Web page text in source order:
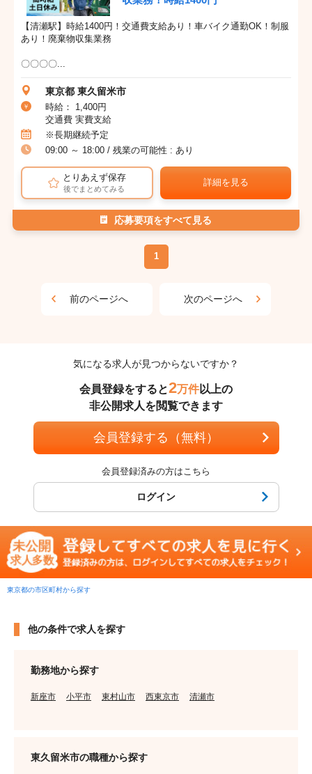
【清瀬駅】時給1400円！交通費支給あり！車バイク通勤OK！制服
あり！廃棄物収集業務
〇〇〇〇...
東京都 東久留米市
時給： 1,400円
交通費 実費支給
※長期継続予定
09:00 ～ 18:00 / 残業の可能性 : あり
とりあえず保存
後でまとめてみる
詳細を見る
応募要項をすべて見る
1
前のページへ 次のページへ
気になる求人が見つからないですか？
会員登録をすると2万件以上の
非公開求人を閲覧できます
会員登録する（無料）
会員登録済みの方はこちら
ログイン
東京都の市区町村から探す
他の条件で求人を探す
勤務地から探す
新座市 小平市 東村山市 西東京市 清瀬市
東久留米市の職種から探す